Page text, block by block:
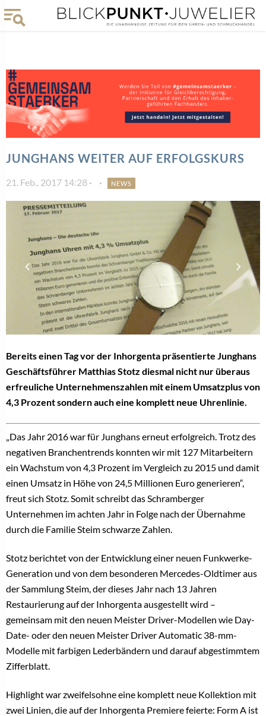
JUNGHANS WEITER AUF ERFOLGSKURS
21. Feb.. 2017 14:28 NEWS
Bereits einen Tag vor der Inhorgenta präsentierte Junghans
Geschäftsführer Matthias Stotz diesmal nicht nur überaus
erfreuliche Unternehmenszahlen mit einem Umsatzplus von
4,3 Prozent sondern auch eine komplett neue Uhrenlinie.
„Das Jahr 2016 war für Junghans erneut erfolgreich. Trotz des
negativen Branchentrends konnten wir mit 127 Mitarbeitern
ein Wachstum von 4,3 Prozent im Vergleich zu 2015 und damit
einen Umsatz in Höhe von 24,5 Millionen Euro generieren“,
freut sich Stotz. Somit schreibt das Schramberger
Unternehmen im achten Jahr in Folge nach der Übernahme
durch die Familie Steim schwarze Zahlen.
Stotz berichtet von der Entwicklung einer neuen Funkwerke-
Generation und von dem besonderen Mercedes-Oldtimer aus
der Sammlung Steim, der dieses Jahr nach 13 Jahren
Restaurierung auf der Inhorgenta ausgestellt wird –
gemeinsam mit den neuen Meister Driver-Modellen wie Day-
Date- oder den neuen Meister Driver Automatic 38-mm-
Modelle mit farbigen Lederbändern und darauf abgestimmtem
Zifferblatt.
Highlight war zweifelsohne eine komplett neue Kollektion mit
zwei Linien, die auf der Inhorgenta Premiere feierte: Form A ist